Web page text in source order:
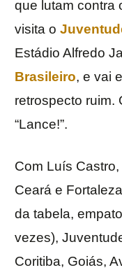
que lutam contra
visita o
Estádio Alfredo
Brasileiro, e vai
retrospecto ruim.
“Lance!”.
Com Luís
Ceará e
da tabela,
vezes),
Coritiba, Goiás,